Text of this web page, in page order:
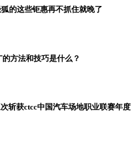
的这些钜惠再不抓住就晚了
方法和技巧是什么？
斩获ctcc中国汽车场地职业联赛年度